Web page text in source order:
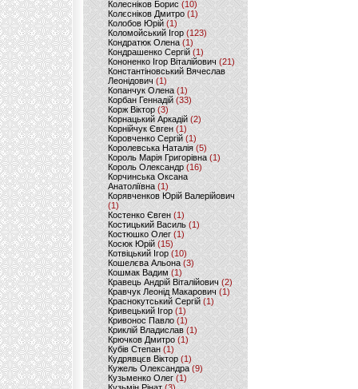
Колесніков Борис (10)
Колєсніков Дмитро (1)
Колобов Юрій (1)
Коломойський Ігор (123)
Кондратюк Олена(1)
Кондрашенко Сергій (1)
Кононенко Ігор Віталійович (21)
Константіновський Вячеслав
Леонідович (1)
Копанчук Олена (1)
Корбан Геннадій (33)
Корж Віктор (3)
Корнацький Аркадій (2)
Корнійчук Євген (1)
Коровченко Сергій (1)
Королевська Наталія(5)
Король Марія Григорівна (1)
Король Олександр (16)
Корчинська Оксана
Анатоліївна (1)
Корявченков Юрій Валерійович
(1)
Костенко Євген (1)
Костицький Василь (1)
Костюшко Олег (1)
Косюк Юрій (15)
Котвіцький Ігор (10)
Кошелєва Альона(3)
Кошмак Вадим (1)
Кравець Андрій Віталійович (2)
Кравчук Леонід Макарович (1)
Краснокутський Сергій (1)
Кривецький Ігор (1)
Кривонос Павло (1)
Криклій Владислав (1)
Крючков Дмитро(1)
Кубів Степан(1)
Кудрявцєв Віктор (1)
Кужель Олександра (9)
Кузьменко Олег (1)